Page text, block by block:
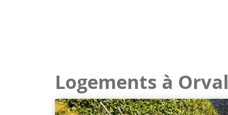
Logements à Orval